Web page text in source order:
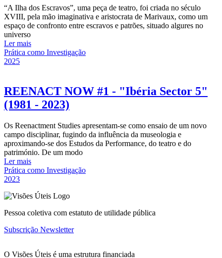
“A Ilha dos Escravos”, uma peça de teatro, foi criada no século
XVIII, pela mão imaginativa e aristocrata de Marivaux, como um
espaço de confronto entre escravos e patrões, situado algures no
universo
Ler mais
Prática como Investigação
2025
REENACT NOW #1 - "Ibéria Sector 5"
(1981 - 2023)
Os Reenactment Studies apresentam-se como ensaio de um novo
campo disciplinar, fugindo da influência da museologia e
aproximando-se dos Estudos da Performance, do teatro e do
património. De um modo
Ler mais
Prática como Investigação
2023
Pessoa coletiva com estatuto de utilidade pública
Subscrição Newsletter
O Visões Úteis é uma estrutura financiada